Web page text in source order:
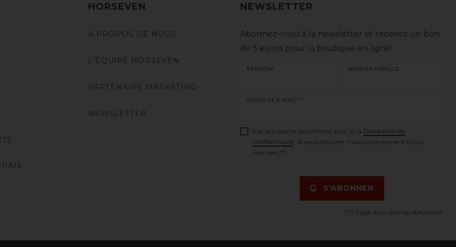
HORSEVEN
A PROPOS DE NOUS
L'ÉQUIPE HORSEVEN
PARTENAIRE MARKETING
NEWSLETTER
NEWSLETTER
Abonnez-vous à la newsletter et recevez un bon
de 5 euros pour la boutique en ligne!
PRÉNOM NOM DE FAMILLE
ADRESSE E-MAIL **
Ceres::Template.newsletterHoneypotLabel
Par la présente, je confirme avoir lu la Déclaration de
confidentialité . Je peux rétracter mon consentement à tout
moment.**
S’ABONNER
** Il s’agit d’un champ obligatoire.